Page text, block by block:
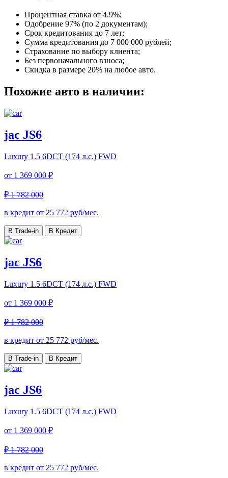
Процентная ставка от 4.9%;
Одобрение 97% (по 2 документам);
Срок кредитования до 7 лет;
Сумма кредитования до 7 000 000 рублей;
Страхование по выбору клиента;
Без первоначального взноса;
Скидка в размере 20% на любое авто.
Похожие авто в наличии:
jac JS6
Luxury 1.5 6DCT (174 л.с.) FWD
от 1 369 000 ₽
₽ 1 782 000
в кредит от 25 772 руб/мес.
В Trade-in В Кредит
jac JS6
Luxury 1.5 6DCT (174 л.с.) FWD
от 1 369 000 ₽
₽ 1 782 000
в кредит от 25 772 руб/мес.
В Trade-in В Кредит
jac JS6
Luxury 1.5 6DCT (174 л.с.) FWD
от 1 369 000 ₽
₽ 1 782 000
в кредит от 25 772 руб/мес.